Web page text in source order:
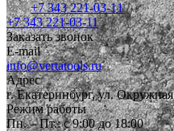
+7 343 221-03-11
+7 343 221-03-11
Заказать звонок
E-mail
info@vertatools.ru
Адрес
г. Екатеринбург, ул.
Режим работы
Пн. – Пт.: с 9:00 до 18:00